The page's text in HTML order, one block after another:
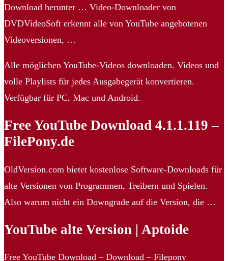
Download herunter … Video-Downloader von
DVDVideoSoft erkennt alle von YouTube angebotenen
Videoversionen, …
Alle möglichen YouTube-Videos downloaden. Videos und
volle Playlists für jedes Ausgabegerät konvertieren.
Verfügbar für PC, Mac und Android.
Free YouTube Download 4.1.1.119 –
FilePony.de
OldVersion.com bietet kostenlose Software-Downloads für
alte Versionen von Programmen, Treibern und Spielen.
Also warum nicht ein Downgrade auf die Version, die …
YouTube alte Version | Aptoide
Free YouTube Download – Download – Filepony